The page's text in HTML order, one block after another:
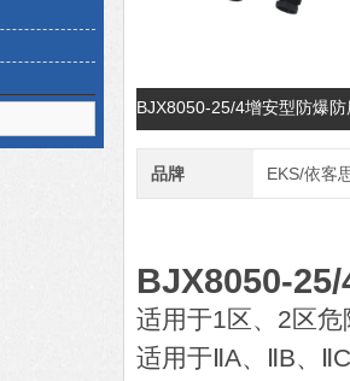
BJX8050-25/4增安型防爆
品牌 EKS/依客
BJX8050-
适用于1区、2区
适用于ⅡA、ⅡB、